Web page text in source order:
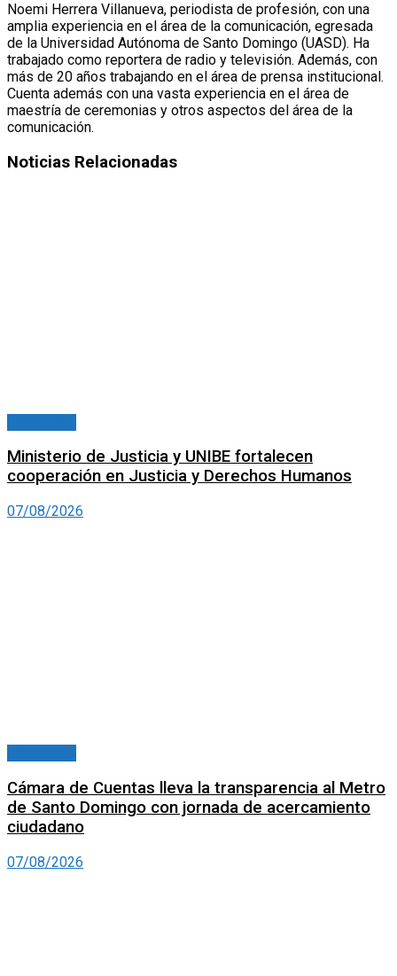
Noemi Herrera Villanueva, periodista de profesión, con una
amplia experiencia en el área de la comunicación, egresada
de la Universidad Autónoma de Santo Domingo (UASD). Ha
trabajado como reportera de radio y televisión. Además, con
más de 20 años trabajando en el área de prensa institucional.
Cuenta además con una vasta experiencia en el área de
maestría de ceremonias y otros aspectos del área de la
comunicación.
Noticias Relacionadas
Ministerio de Justicia y UNIBE fortalecen
cooperación en Justicia y Derechos Humanos
07/08/2026
Cámara de Cuentas lleva la transparencia al Metro
de Santo Domingo con jornada de acercamiento
ciudadano
07/08/2026